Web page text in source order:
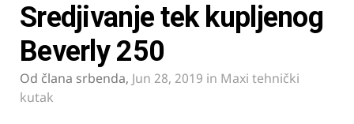
Sredjivanje tek kupljenog
Beverly 250
Od člana srbenda, Jun 28, 2019 in Maxi tehnički
kutak